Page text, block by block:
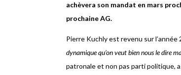
achèvera son mandat en mars
prochaine AG.
Pierre Kuchly est revenu sur
dynamique qu’on veut bien nous le dire
patronale et non pas parti politique,